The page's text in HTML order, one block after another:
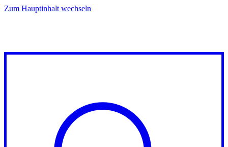
Zum Hauptinhalt wechseln